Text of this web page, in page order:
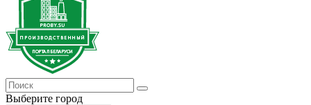
Выберите город